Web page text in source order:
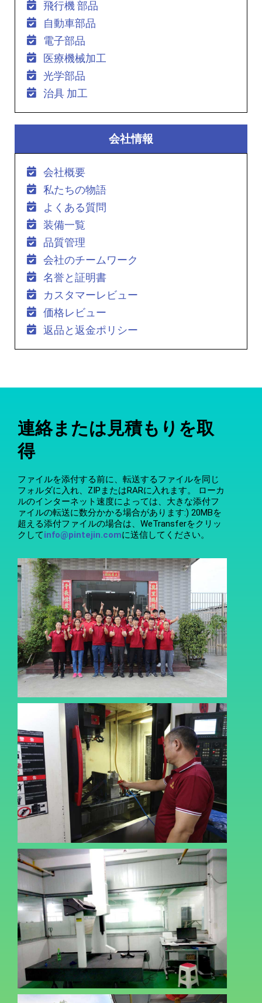
飛行機 部品
自動車部品
電子部品
医療機械加工
光学部品
治具 加工
会社情報
会社概要
私たちの物語
よくある質問
装備一覧
品質管理
会社のチームワーク
名誉と証明書
カスタマーレビュー
価格レビュー
返品と返金ポリシー
連絡または見積もりを取
得
ファイルを添付する前に、転送するファイルを同じ
フォルダに入れ、ZIPまたはRARに入れます。 ローカ
ルのインターネット速度によっては、大きな添付フ
ァイルの転送に数分かかる場合があります:) 20MBを
超える添付ファイルの場合は、WeTransferをクリッ
クしてinfo@pintejin.comに送信してください。